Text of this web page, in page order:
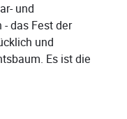
und
das Fest der
und
Es ist die